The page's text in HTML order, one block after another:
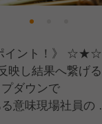
ント！》 ☆★☆
映し結果へ繋げる
ダウンで
意味現場社員の